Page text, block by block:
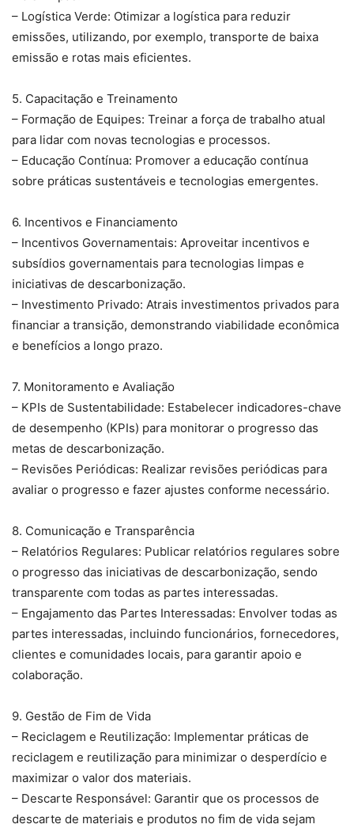
– Logística Verde: Otimizar a logística para reduzir
emissões, utilizando, por exemplo, transporte de baixa
emissão e rotas mais eficientes.
5. Capacitação e Treinamento
– Formação de Equipes: Treinar a força de trabalho atual
para lidar com novas tecnologias e processos.
– Educação Contínua: Promover a educação contínua
sobre práticas sustentáveis e tecnologias emergentes.
6. Incentivos e Financiamento
– Incentivos Governamentais: Aproveitar incentivos e
subsídios governamentais para tecnologias limpas e
iniciativas de descarbonização.
– Investimento Privado: Atrais investimentos privados para
financiar a transição, demonstrando viabilidade econômica
e benefícios a longo prazo.
7. Monitoramento e Avaliação
– KPIs de Sustentabilidade: Estabelecer indicadores-chave
de desempenho (KPIs) para monitorar o progresso das
metas de descarbonização.
– Revisões Periódicas: Realizar revisões periódicas para
avaliar o progresso e fazer ajustes conforme necessário.
8. Comunicação e Transparência
– Relatórios Regulares: Publicar relatórios regulares sobre
o progresso das iniciativas de descarbonização, sendo
transparente com todas as partes interessadas.
– Engajamento das Partes Interessadas: Envolver todas as
partes interessadas, incluindo funcionários, fornecedores,
clientes e comunidades locais, para garantir apoio e
colaboração.
9. Gestão de Fim de Vida
– Reciclagem e Reutilização: Implementar práticas de
reciclagem e reutilização para minimizar o desperdício e
maximizar o valor dos materiais.
– Descarte Responsável: Garantir que os processos de
descarte de materiais e produtos no fim de vida sejam